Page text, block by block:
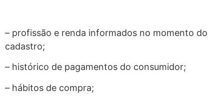
– profissão e renda informados no momento do
cadastro;
– histórico de pagamentos do consumidor;
– hábitos de compra;